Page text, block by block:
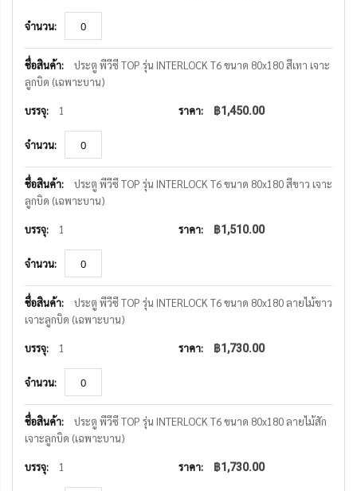
ประตู พีวีซี TOP รุ่น INTERLOCK T6 ขนาด 80x180 สีเทา เจาะ
ลูกบิด (เฉพาะบาน)
1 ฿1,450.00
ประตู พีวีซี TOP รุ่น INTERLOCK T6 ขนาด 80x180 สีขาว เจาะ
ลูกบิด (เฉพาะบาน)
1 ฿1,510.00
ประตู พีวีซี TOP รุ่น INTERLOCK T6 ขนาด 80x180 ลายไม้ขาว
เจาะลูกบิด (เฉพาะบาน)
1 ฿1,730.00
ประตู พีวีซี TOP รุ่น INTERLOCK T6 ขนาด 80x180 ลายไม้สัก
เจาะลูกบิด (เฉพาะบาน)
1 ฿1,730.00